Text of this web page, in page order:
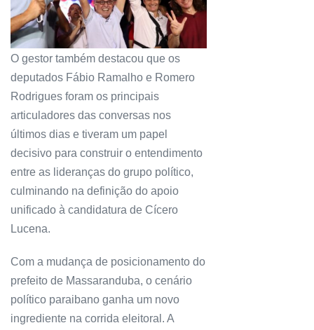
O gestor também destacou que os
deputados Fábio Ramalho e Romero
Rodrigues foram os principais
articuladores das conversas nos
últimos dias e tiveram um papel
decisivo para construir o entendimento
entre as lideranças do grupo político,
culminando na definição do apoio
unificado à candidatura de Cícero
Lucena.
Com a mudança de posicionamento do
prefeito de Massaranduba, o cenário
político paraibano ganha um novo
ingrediente na corrida eleitoral. A